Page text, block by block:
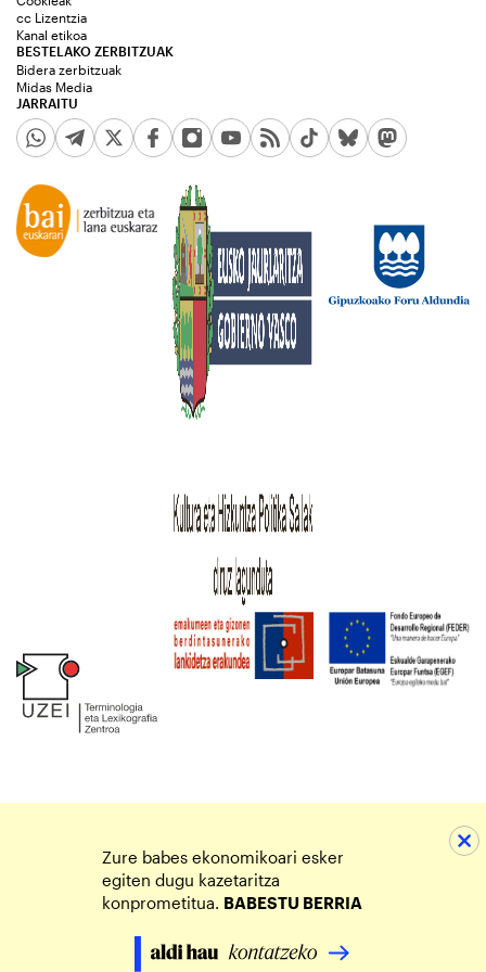
JARRAITU
cc Lizentzia
Kanal etikoa
BESTELAKO ZERBITZUAK
Bidera zerbitzuak
Midas Media
Zure babes ekonomikoari esker
egiten dugu kazetaritza
konprometitua. BABESTU BERRIA